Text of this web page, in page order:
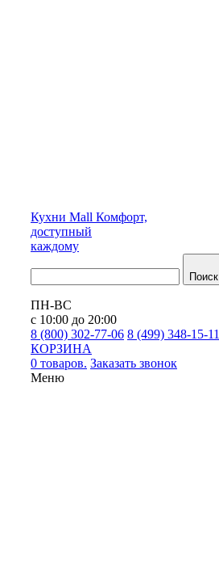
Кухни Mall Комфорт,
доступный
каждому
Поиск
ПН-ВС
с 10:00 до 20:00
8 (800) 302-77-06 8 (499) 348-15-11
КОРЗИНА
0 товаров. Заказать звонок
Меню